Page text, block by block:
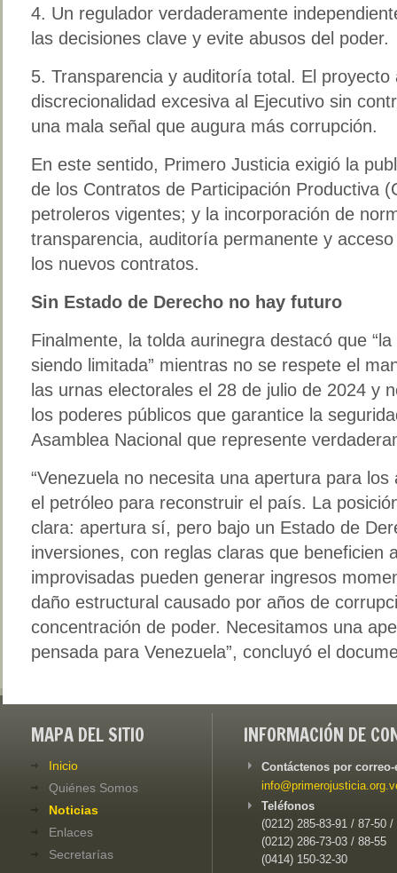
4. Un regulador verdaderamente
las decisiones clave y evite abusos del poder.
5. Transparencia y auditoría total. El proyecto
discrecionalidad excesiva al Ejecutivo sin
una mala señal que augura más corrupción.
En este sentido, Primero Justicia exigió la
de los Contratos de Participación Productiva
petroleros vigentes; y la incorporación de
transparencia, auditoría permanente y
los nuevos contratos.
Sin Estado de Derecho no hay futuro
Finalmente, la tolda aurinegra destacó que
siendo limitada” mientras no se respete el
las urnas electorales el 28 de julio de 2024 y
los poderes públicos que garantice la
Asamblea Nacional que represente
“Venezuela no necesita una apertura para
el petróleo para reconstruir el país. La
clara: apertura sí, pero bajo un Estado de
inversiones, con reglas claras que beneficien
improvisadas pueden generar ingresos
daño estructural causado por años de
concentración de poder. Necesitamos una
pensada para Venezuela”, concluyó el
MAPA DEL SITIO
Inicio
Quiénes Somos
Noticias
Enlaces
Secretarías
INFORMACIÓN DE
Contáctenos por
Teléfonos
(0212) 285-83-91 / 87-50 /
(0212) 286-73-03 / 88-55
(0414) 150-32-30